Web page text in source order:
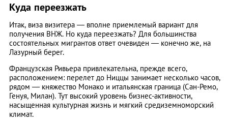
Куда переезжать
Итак, виза визитера — вполне приемлемый вариант для
получения ВНЖ. Но куда переезжать? Для большинства
состоятельных мигрантов ответ очевиден — конечно же, на
Лазурный берег.
Французская Ривьера привлекательна, прежде всего,
расположением: перелет до Ниццы занимает несколько часов,
рядом — княжество Монако и итальянская граница (Сан-Ремо,
Генуя, Милан). Тут высокий уровень бизнес-активности,
насыщенная культурная жизнь и мягкий средиземноморский
климат.